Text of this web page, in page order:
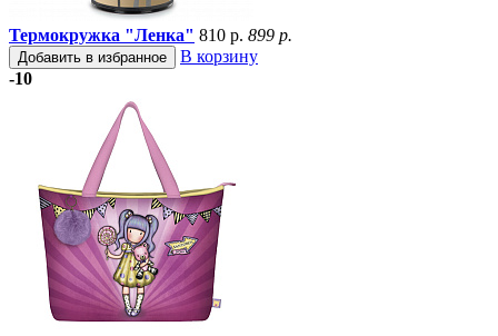
Термокружка "Ленка" 810 р. 899 р.
Добавить в избранное
В корзину
-10